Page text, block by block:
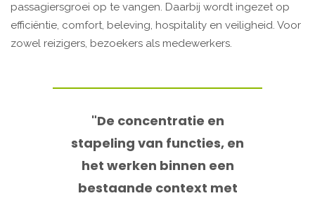
passagiersgroei op te vangen. Daarbij wordt ingezet op
efficiëntie, comfort, beleving, hospitality en veiligheid. Voor
zowel reizigers, bezoekers als medewerkers.
"De concentratie en
stapeling van functies, en
het werken binnen een
bestaande context met